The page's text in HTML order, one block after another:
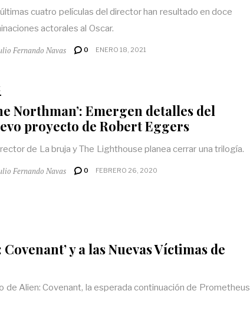
cuatro películas del director han resultado en doce
actorales al Oscar.
Fernando Navas 0 ENERO 18, 2021
Northman’: Emergen detalles del
proyecto de Robert Eggers
de La bruja y The Lighthouse planea cerrar una trilogía.
Fernando Navas 0 FEBRERO 26, 2020
y a las Nuevas Víctimas de
Alien: Covenant, la esperada continuación de Prometheus